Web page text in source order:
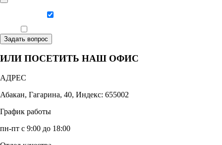
Задать вопрос
ИЛИ ПОСЕТИТЬ НАШ ОФИС
АДРЕС
Абакан, Гагарина, 40, Индекс: 655002
График работы
пн-пт с 9:00 до 18:00